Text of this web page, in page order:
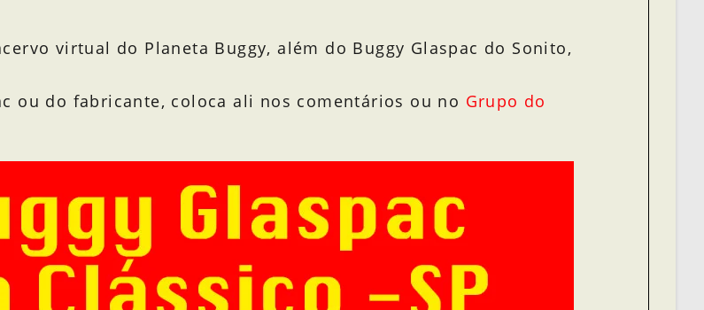
virtual do Planeta Buggy, além do Buggy Glaspac do Sonito,
ou do fabricante, coloca ali nos comentários ou no Grupo do